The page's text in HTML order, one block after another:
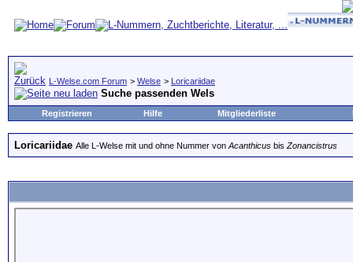
L-Welse.com Forum > Welse > Loricariidae
Suche passenden Wels
Registrieren Hilfe Mitgliederliste
Loricariidae Alle L-Welse mit und ohne Nummer von Acanthicus bis Zonancistrus